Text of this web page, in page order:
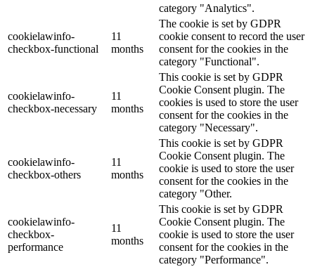
category "Analytics".
cookielawinfo-
checkbox-functional
11
months
The cookie is set by GDPR
cookie consent to record the user
consent for the cookies in the
category "Functional".
cookielawinfo-
checkbox-necessary
11
months
This cookie is set by GDPR
Cookie Consent plugin. The
cookies is used to store the user
consent for the cookies in the
category "Necessary".
cookielawinfo-
checkbox-others
11
months
This cookie is set by GDPR
Cookie Consent plugin. The
cookie is used to store the user
consent for the cookies in the
category "Other.
cookielawinfo-
checkbox-
performance
11
months
This cookie is set by GDPR
Cookie Consent plugin. The
cookie is used to store the user
consent for the cookies in the
category "Performance".